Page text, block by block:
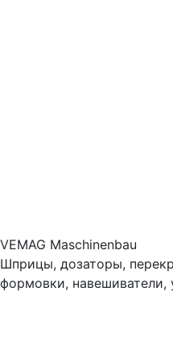
VEMAG Maschinenbau
Шприцы, дозаторы,
формовки, навешиватели,